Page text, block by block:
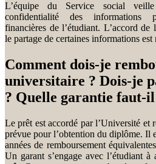
L’équipe du Service social
confidentialité des informations
financières de l’étudiant. L’accord de
le partage de certaines informations est
Comment dois-je
universitaire ? Dois-je
? Quelle garantie faut-
Le prêt est accordé par l’Université et
prévue pour l’obtention du diplôme. Il
années de remboursement
Un garant s’engage avec l’étudiant à